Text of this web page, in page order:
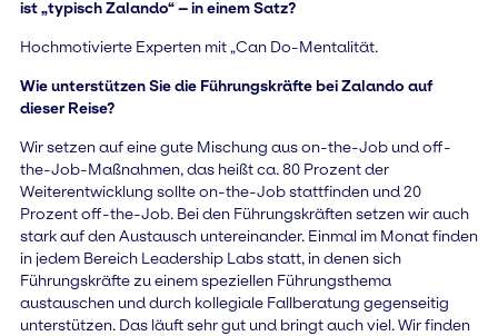
ist „typisch Zalando“ – in einem Satz?
Hochmotivierte Experten mit „Can Do-Mentalität.
Wie unterstützen Sie die Führungskräfte bei Zalando auf
dieser Reise?
Wir setzen auf eine gute Mischung aus on-the-Job und off-
the-Job-Maßnahmen, das heißt ca. 80 Prozent der
Weiterentwicklung sollte on-the-Job stattfinden und 20
Prozent off-the-Job. Bei den Führungskräften setzen wir auch
stark auf den Austausch untereinander. Einmal im Monat finden
in jedem Bereich Leadership Labs statt, in denen sich
Führungskräfte zu einem speziellen Führungsthema
austauschen und durch kollegiale Fallberatung gegenseitig
unterstützen. Das läuft sehr gut und bringt auch viel. Wir finden